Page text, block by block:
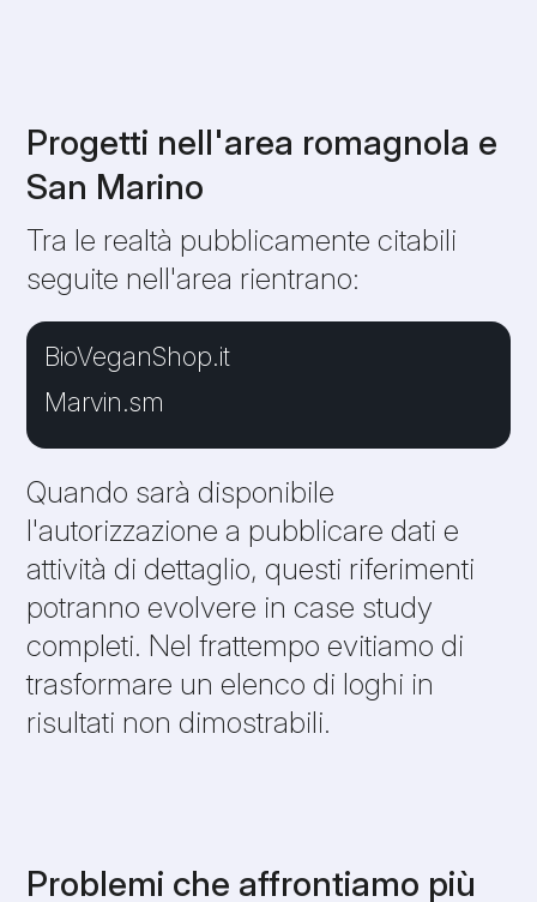
Progetti nell'area romagnola e
San Marino
Tra le realtà pubblicamente citabili
seguite nell'area rientrano:
BioVeganShop.it
Marvin.sm
Quando sarà disponibile
l'autorizzazione a pubblicare dati e
attività di dettaglio, questi riferimenti
potranno evolvere in case study
completi. Nel frattempo evitiamo di
trasformare un elenco di loghi in
risultati non dimostrabili.
Problemi che affrontiamo più